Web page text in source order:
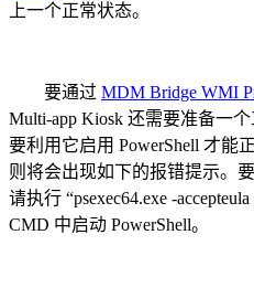
上一个正常状态。
要通过 MDM Bridge WMI
Multi-app Kiosk 还需要准备一
要利用它启用 PowerShell 才能
则将会出现如下的报错提示。
请执行 “psexec64.exe -
CMD 中启动 PowerShell。